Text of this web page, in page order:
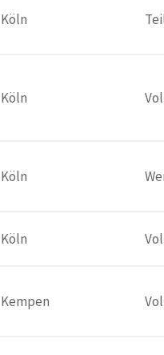
Köln
Köln
Köln
Köln
Kempen